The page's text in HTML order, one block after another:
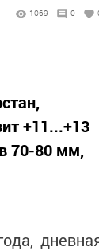
1069 0
+11...+13
70-80 мм,